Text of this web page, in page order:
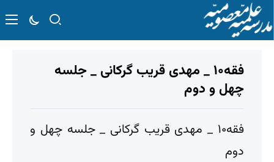
فقه۱۰ _ مهدی قریب گرکانی _ جلسه
چهل و دوم
فقه۱۰ _ مهدی قریب گرکانی _ جلسه چهل و
دوم